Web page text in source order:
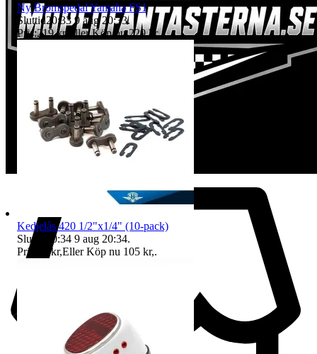
Ny Bromspedal Yamaha FS1
Sluttid20:33 9 aug 20:33.
Pris:219 kr, Eller Köp nu 229 kr,.
Kedjelås 420 1/2"x1/4" (10-pack)
Sluttid
20:34 9 aug 20:34.
Pris:
99 kr,Eller Köp nu 105 kr,.